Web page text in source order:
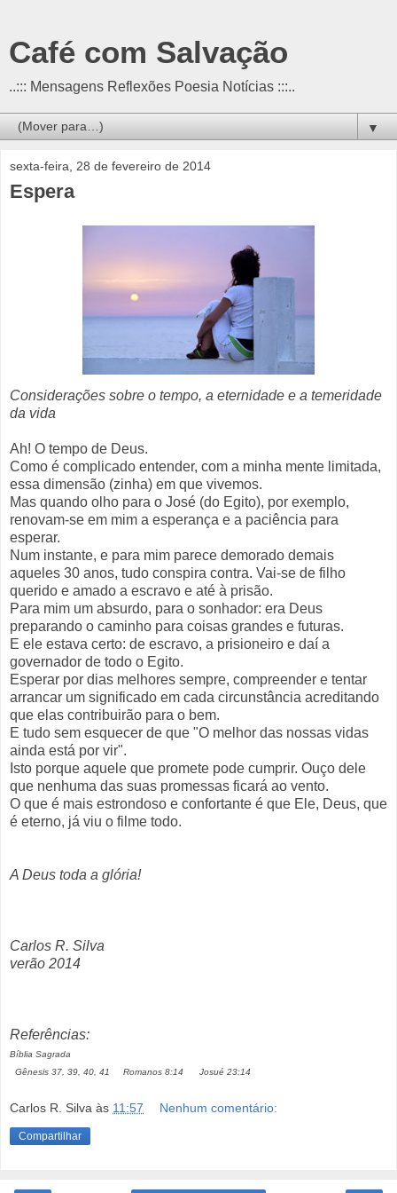
Café com Salvação
..::: Mensagens Reflexões Poesia Notícias :::..
▼
sexta-feira, 28 de fevereiro de 2014
Espera
Considerações sobre o tempo, a eternidade e a temeridade
da vida
Ah! O tempo de Deus.
Como é complicado entender, com a minha mente limitada,
essa dimensão (zinha) em que vivemos.
Mas quando olho para o José (do Egito), por exemplo,
renovam-se em mim a esperança e a paciência para
esperar.
Num instante, e para mim parece demorado demais
aqueles 30 anos, tudo conspira contra. Vai-se de filho
querido e amado a escravo e até à prisão.
Para mim um absurdo, para o sonhador: era Deus
preparando o caminho para coisas grandes e futuras.
E ele estava certo: de escravo, a prisioneiro e daí a
governador de todo o Egito.
Esperar por dias melhores sempre, compreender e tentar
arrancar um significado em cada circunstância acreditando
que elas contribuirão para o bem.
E tudo sem esquecer de que "O melhor das nossas vidas
ainda está por vir".
Isto porque aquele que promete pode cumprir. Ouço dele
que nenhuma das suas promessas ficará ao vento.
O que é mais estrondoso e confortante é que Ele, Deus, que
é eterno, já viu o filme todo.
A Deus toda a glória!
Carlos R. Silva
verão 2014
Referências:
Bíblia Sagrada
Gênesis 37, 39, 40, 41 Romanos 8:14 Josué 23:14
Carlos R. Silva às 11:57 Nenhum comentário:
Compartilhar